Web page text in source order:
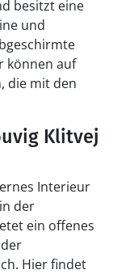
besitzt eine
und
können auf
die mit den
Klitvej
Interieur
der
ein offenes
Hier findet